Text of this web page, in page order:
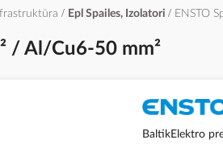
Epl Spailes, Izolatori ENSTO
/ Al/Cu6-50 mm²
BaltikElektro